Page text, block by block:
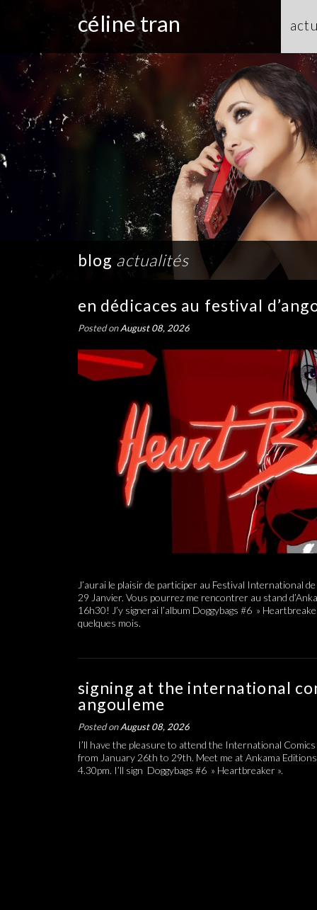
céline tran
blog actualités
en dédicaces au festival
Posted onAugust 08, 2026
J’aurai le plaisir de participer au Festival International
29 Janvier. Vous pourrez me rencontrer au stand
16h30! J’y signerai l’album Doggybags #6 »
quelques mois.
signing at the international
angouleme
Posted onAugust 08, 2026
I’ll have the pleasure to attend the International
from January 26th to 29th. Meet me at Ankama
4.30pm. I’ll sign Doggybags #6 » Heartbreaker ».